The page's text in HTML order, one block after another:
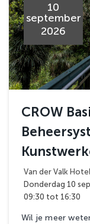
10
september
2026
CROW
Van der Valk
Donderdag 10
09:30 tot 16:30
Wil je meer